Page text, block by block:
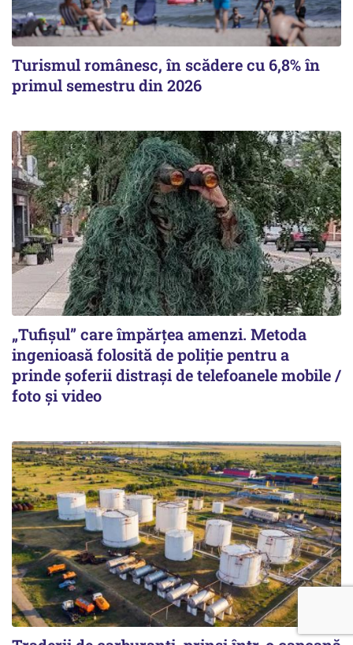
Turismul românesc, în scădere cu 6,8% în
primul semestru din 2026
„Tufișul” care împărțea amenzi. Metoda
ingenioasă folosită de poliție pentru a
prinde șoferii distrași de telefoanele mobile /
foto și video